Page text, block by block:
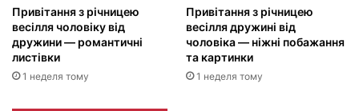
Привітання з річницею
весілля чоловіку від
дружини — романтичні
листівки
1 неделя тому
Привітання з річницею
весілля дружині від
чоловіка — ніжні побажання
та картинки
1 неделя тому